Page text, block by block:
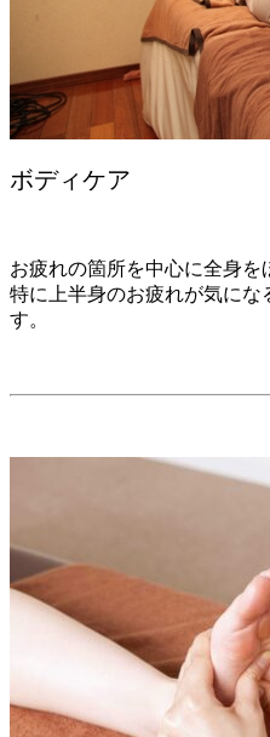
ボディケア
お疲れの箇所を中心に全身を
特に上半身のお疲れが気にな
す。